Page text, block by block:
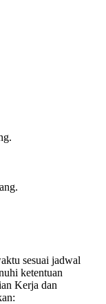
sesuai jadwal
ketentuan
Kerja dan